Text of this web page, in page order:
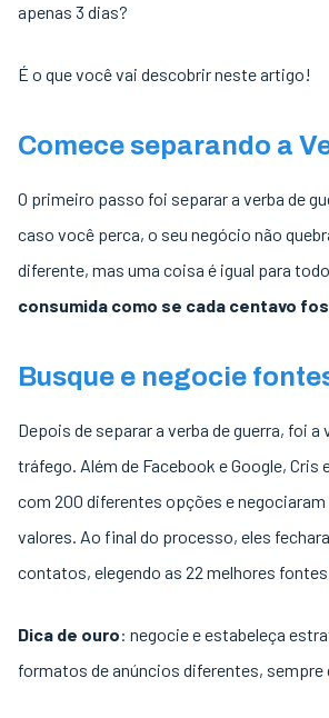
apenas 3 dias?
É o que você vai descobrir neste artigo!
Comece separando a
O primeiro passo foi separar a verba de
caso você perca, o seu negócio não
diferente, mas uma coisa é igual para
consumida como se cada centavo
Busque e negocie
Depois de separar a verba de guerra, foi
tráfego. Além de Facebook e Google, Cris
com 200 diferentes opções e
valores. Ao final do processo, eles
contatos, elegendo as 22 melhores
Dica de ouro: negocie e estabeleça
formatos de anúncios diferentes,